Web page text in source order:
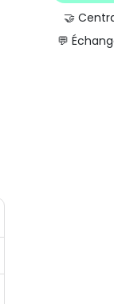
🤝
💬